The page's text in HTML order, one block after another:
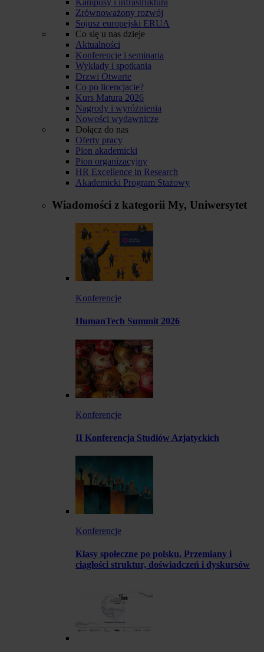
Zrównoważony rozwój
Sojusz europejski ERUA
Co się u nas dzieje
Aktualności
Konferencje i seminaria
Wykłady i spotkania
Drzwi Otwarte
Co po licencjacie?
Kurs Matura 2026
Nagrody i wyróżnienia
Nowości wydawnicze
Dołącz do nas
Oferty pracy
Pion akademicki
Pion organizacyjny
HR Excellence in Research
Akademicki Program Stażowy
Wiadomości z kategorii My, Uniwersytet
Konferencje
HumanTech Summit 2026
Konferencje
II Konferencja Studiów Azjatyckich
Konferencje
Klasy społeczne po polsku. Przemiany i
ciągłości struktur, doświadczeń i dyskursów